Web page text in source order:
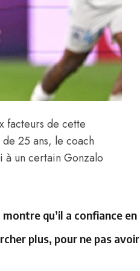
facteurs de cette
25 ans, le coach
à un certain Gonzalo
qu’il a confiance en
plus, pour ne pas avoir